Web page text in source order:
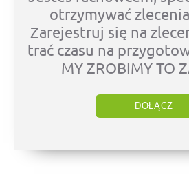
otrzymywać
Zarejestruj się na
trać czasu na
MY ZROBIMY TO
DOŁĄCZ